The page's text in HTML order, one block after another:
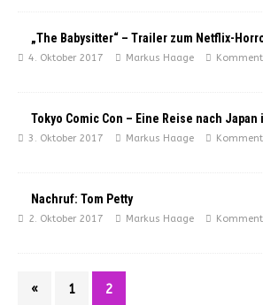
„The Babysitter“ – Trailer zum Netflix-
4. Oktober 2017 Markus Haage
Tokyo Comic Con – Eine Reise nach Japan
3. Oktober 2017 Markus Haage
Nachruf: Tom Petty
2. Oktober 2017 Markus Haage
« 1 2